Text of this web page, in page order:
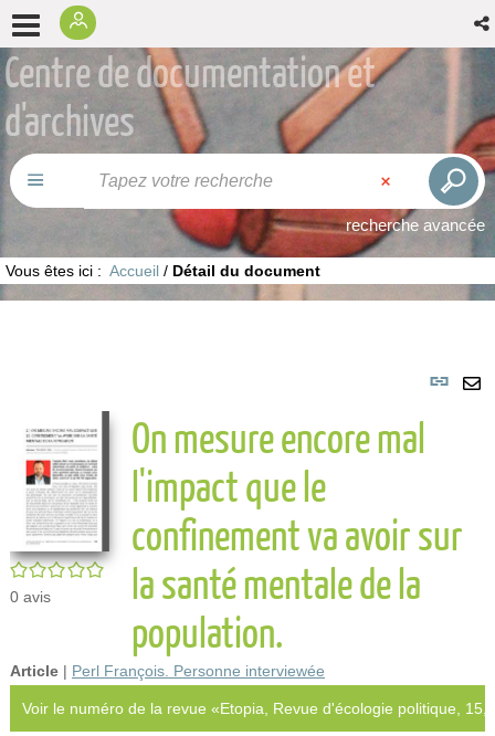
Centre de documentation et
d'archives
recherche avancée
Vous êtes ici : Accueil / Détail du document
/5
0 avis
On mesure encore mal
l'impact que le
confinement va avoir sur
la santé mentale de la
population.
Article | Perl François. Personne interviewée
Voir le numéro de la revue «Etopia, Revue d'écologie politique, 15,